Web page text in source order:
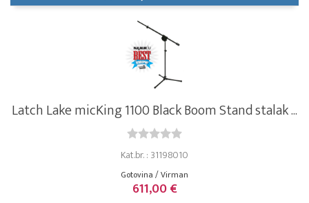
Latch Lake micKing 1100 Black Boom Stand stalak ...
Kat.br. : 31198010
Gotovina / Virman
611,00 €